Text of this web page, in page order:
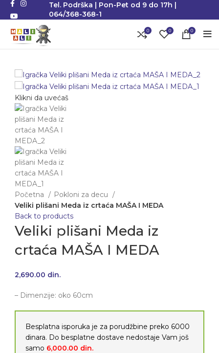
Tel. Podrška | Pon-Pet od 9 do 17h |
064/368-368-1
0 0 0
Klikni da uvećaš
Početna
Pokloni za decu
Veliki plišani Meda iz crtaća MAŠA I MEDA
Back to products
Veliki plišani Meda iz
crtaća MAŠA I MEDA
2,690.00 din.
– Dimenzije: oko 60cm
Besplatna isporuka je za porudžbine preko 6000
dinara. Do besplatne dostave nedostaje Vam još
samo 6,000.00 din.